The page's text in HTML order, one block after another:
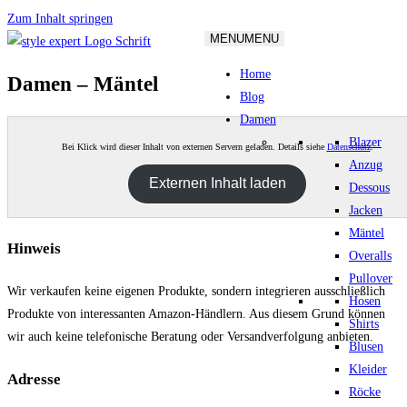
Zum Inhalt springen
MENUMENU
Home
Blog
Damen
Blazer
Anzug
Dessous
Jacken
Mäntel
Overalls
Pullover
Hosen
Shirts
Blusen
Kleider
Röcke
Damen – Mäntel
Bei Klick wird dieser Inhalt von externen Servern geladen. Details siehe Datenschutz.
Externen Inhalt laden
Hinweis
Wir verkaufen keine eigenen Produkte, sondern integrieren ausschließlich
Produkte von interessanten Amazon-Händlern. Aus diesem Grund können
wir auch keine telefonische Beratung oder Versandverfolgung anbieten.
Adresse